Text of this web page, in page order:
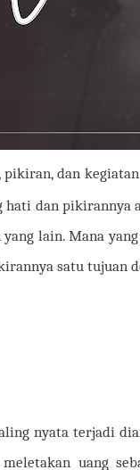
dan
dan pikirannya
lain. Mana
satu tujuan
nyata terjadi
uang